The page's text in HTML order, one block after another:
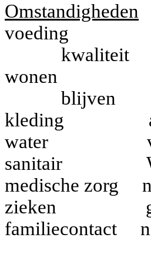
Omstandigheden
voeding
kwaliteit
wonen
blijven
kleding
water
sanitair
medische zorg
zieken
familiecontact